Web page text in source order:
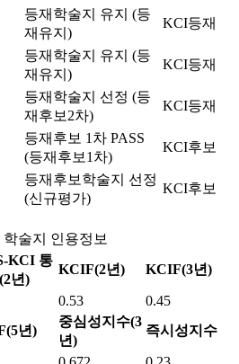
등재학술지 유지 (등
재유지)
KCI등재
등재학술지 유지 (등
재유지)
KCI등재
등재학술지 선정 (등
재후보2차)
KCI등재
등재후보 1차 PASS
(등재후보1차)
KCI후보
등재후보학술지 선정
(신규평가)
KCI후보
학술지 인용정보
KCI 통
년)
KCIF(2년) KCIF(3년)
0.53
0.45
년)
중심성지수(3
년)
즉시성지수